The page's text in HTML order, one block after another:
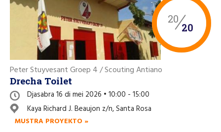
PALABRA KLAVE
Buska
20
20
Peter Stuyvesant Groep 4 / Scouting Antiano
Drecha Toilet
Djasabra 16 di mei 2026 • 10:00 - 15:00
Kaya Richard J. Beaujon z/n, Santa Rosa
MUSTRA PROYEKTO »